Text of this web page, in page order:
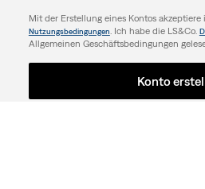
Mit der Erstellung eines Kontos akzeptiere
Nutzungsbedingungen. Ich habe die LS&Co.
Allgemeinen Geschäftsbedingungen
Konto